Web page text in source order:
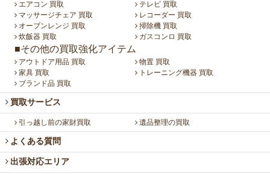
エアコン 買取
テレビ 買取
マッサージチェア 買取
レコーダー 買取
オーブンレンジ 買取
掃除機 買取
炊飯器 買取
ガスコンロ 買取
■その他の買取強化アイテム
アウトドア用品 買取
物置 買取
家具 買取
トレーニング機器 買取
ブランド品 買取
買取サービス
引っ越し前の家財買取 遺品整理の買取
よくある質問
出張対応エリア